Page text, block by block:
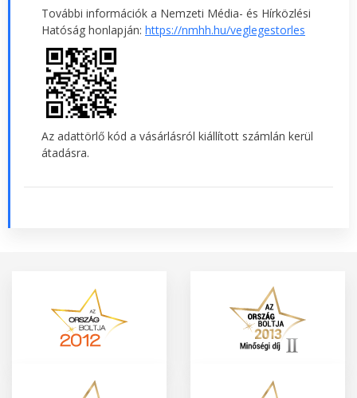
További információk a Nemzeti Média- és Hírközlési
Hatóság honlapján: https://nmhh.hu/veglegestorles
Az adattörlő kód a vásárlásról kiállított számlán kerül
átadásra.